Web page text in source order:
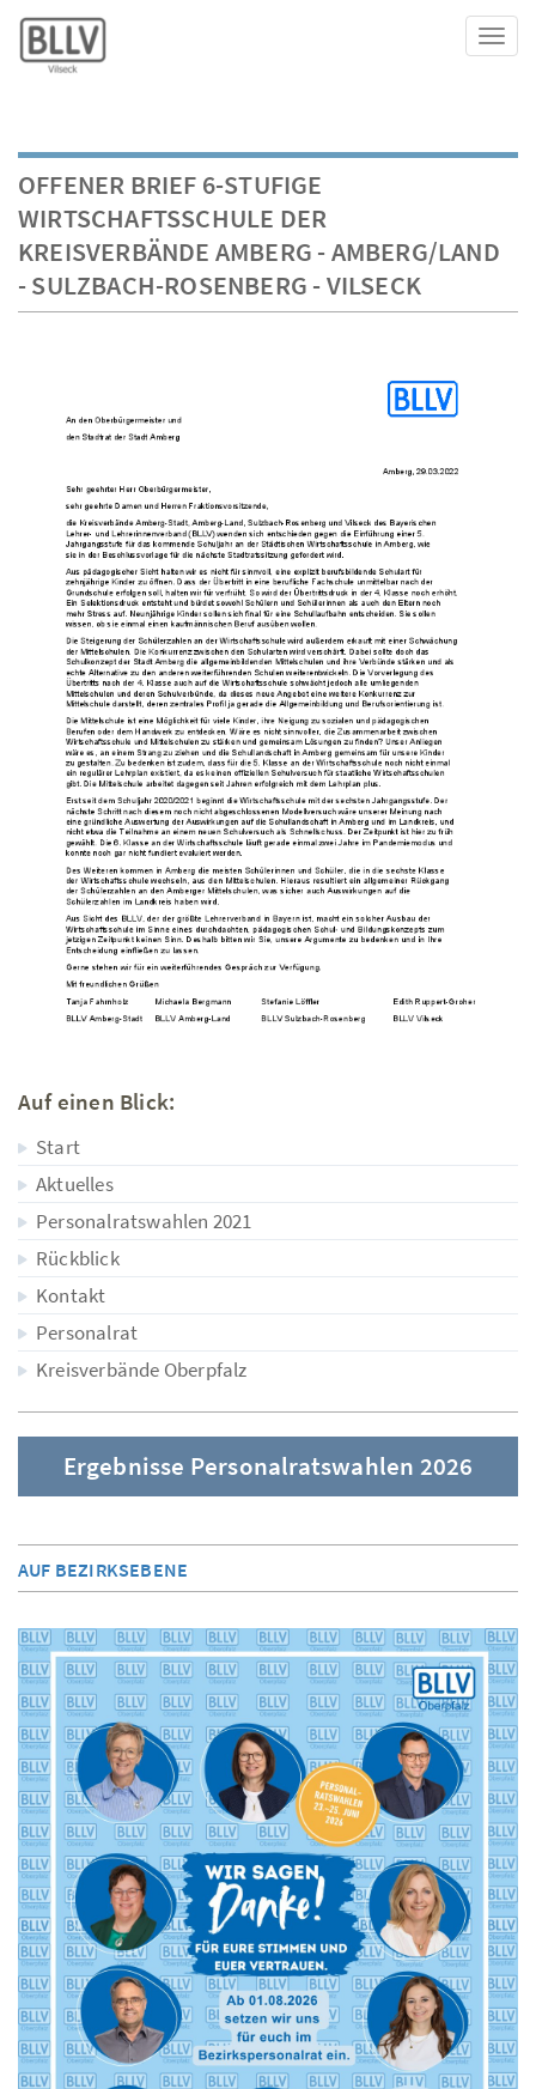
OFFENER BRIEF 6-STUFIGE
WIRTSCHAFTSSCHULE DER
KREISVERBÄNDE AMBERG - AMBERG/LAND
- SULZBACH-ROSENBERG - VILSECK
Auf einen Blick:
Start
Aktuelles
Personalratswahlen 2021
Rückblick
Kontakt
Personalrat
Kreisverbände Oberpfalz
Ergebnisse Personalratswahlen 2026
AUF BEZIRKSEBENE